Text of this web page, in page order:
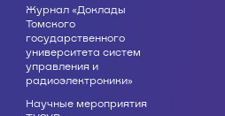
Журнал «Доклады
Томского
государственного
университета систем
управления и
радиоэлектроники»
Научные мероприятия